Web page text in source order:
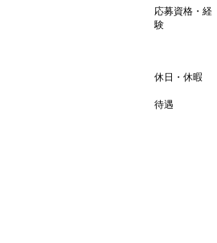
応募資格・経
験
休日・休暇
待遇